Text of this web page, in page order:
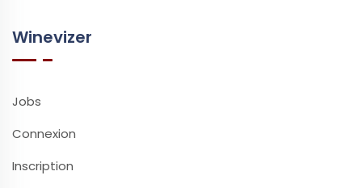
Winevizer
Jobs
Connexion
Inscription